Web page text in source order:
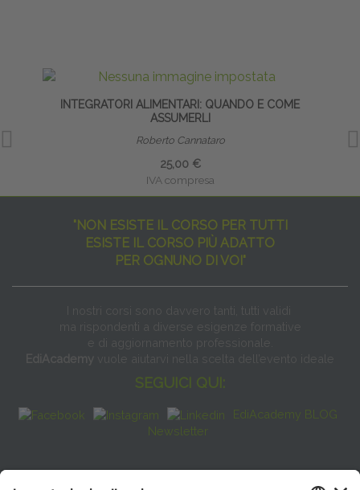
INTEGRATORI ALIMENTARI: QUANDO E COME
ASSUMERLI
Roberto Cannataro
25,00 €
IVA compresa
"NON ESISTE IL CORSO PER TUTTI
ESISTE IL CORSO PIÙ ADATTO
PER OGNUNO DI VOI"
I nostri corsi sono davvero tanti, tutti validi
ma rispondenti a diverse esigenze formative
e di aggiornamento professionale.
EdiAcademy vuole aiutarvi nella scelta dell’evento ideale
SEGUICI QUI:
EdiAcademy BLOG
Newsletter